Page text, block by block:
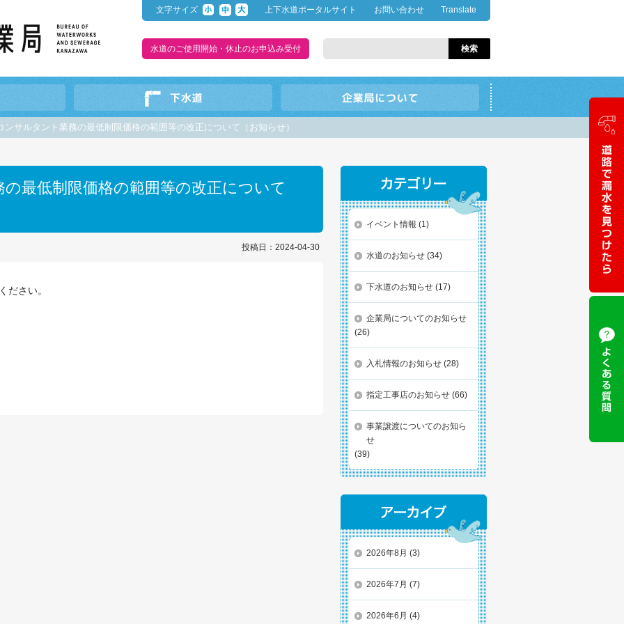
文字サイズ 上下水道ポータルサイト お問い合わせ Translate
水道のご使用開始・休止のお申込み受付
ンサルタント業務の最低制限価格の範囲等の改正について（お知らせ）
最低制限価格の範囲等の改正について
投稿日：2024-04-30
ださい。
イベント情報 (1)
水道のお知らせ(34)
下水道のお知らせ(17)
企業局についてのお知らせ
(26)
入札情報のお知らせ(28)
指定工事店のお知らせ(66)
事業譲渡についてのお知ら
せ
(39)
2026年8月 (3)
2026年7月 (7)
2026年6月 (4)